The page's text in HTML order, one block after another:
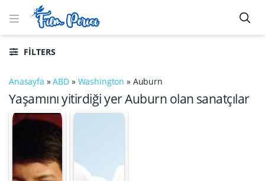
FILTERS
Anasayfa »ABD » Washington » Auburn
Yaşamını yitirdiği yer Auburn olan sanatçılar